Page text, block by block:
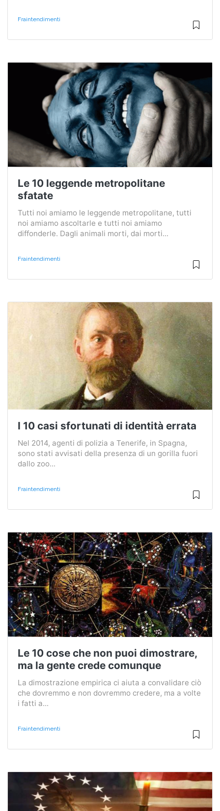
Fraintendimenti
Le 10 leggende metropolitane
sfatate
Tutti noi amiamo le leggende metropolitane, tutti
noi amiamo ascoltarle e tutti noi amiamo
diffonderle. Dagli animali morti, dai morti...
Fraintendimenti
I 10 casi sfortunati di identità errata
Nel 2014, agenti di polizia a Tenerife, in Spagna,
sono stati avvisati della presenza di un gorilla fuori
dallo zoo...
Fraintendimenti
Le 10 cose che non puoi dimostrare,
ma la gente crede comunque
La dimostrazione empirica ci aiuta a convalidare ciò
che dovremmo e non dovremmo credere, ma a volte
i fatti a...
Fraintendimenti